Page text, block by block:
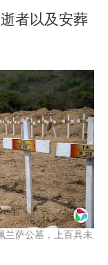
者以及安葬
兰萨公墓，上百具未